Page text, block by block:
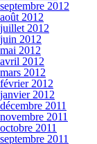
septembre 2012
août 2012
juillet 2012
juin 2012
mai 2012
avril 2012
mars 2012
février 2012
janvier 2012
décembre 2011
novembre 2011
octobre 2011
septembre 2011